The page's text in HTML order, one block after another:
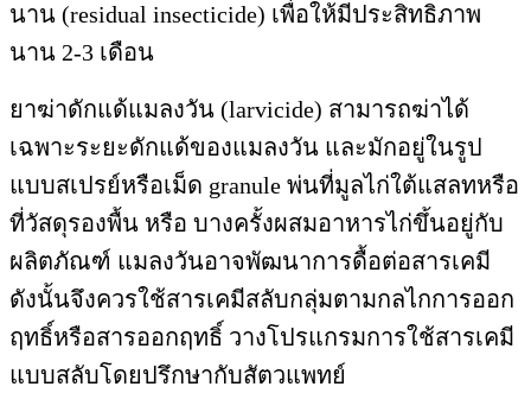
นาน (residual insecticide) เพื่อให้มีประสิทธิภาพ
นาน 2-3 เดือน
ยาฆ่าดักแด้แมลงวัน (larvicide) สามารถฆ่าได้
เฉพาะระยะดักแด้ของแมลงวัน และมักอยู่ในรูป
แบบสเปรย์หรือเม็ด granule พ่นที่มูลไก่ใต้แสลทหรือ
ที่วัสดุรองพื้น หรือ บางครั้งผสมอาหารไก่ขึ้นอยู่กับ
ผลิตภัณฑ์ แมลงวันอาจพัฒนาการดื้อต่อสารเคมี
ดังนั้นจึงควรใช้สารเคมีสลับกลุ่มตามกลไกการออก
ฤทธิ์หรือสารออกฤทธิ์ วางโปรแกรมการใช้สารเคมี
แบบสลับโดยปรึกษากับสัตวแพทย์